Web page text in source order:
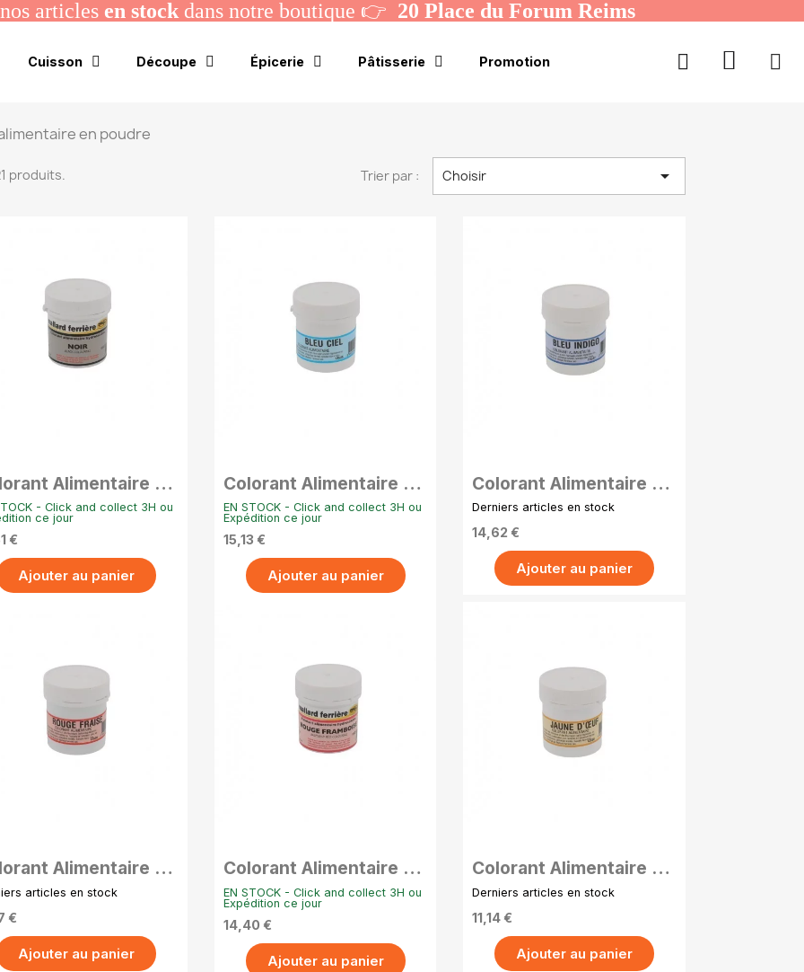
articlesen stockdans notre boutique 👉 20 Place du Forum Reims
Cuisson Découpe Épicerie Pâtisserie Promotion
en poudre
produits. Trier par : Choisir 
Alimentaire en
Hydrosoluble –
- Noir- Click and collect 3H ou
ce jour
€
Ajouter au panier
Colorant Alimentaire en
Poudre Hydrosoluble –
20g - Bleu ciel
EN STOCK - Click and collect 3H ou
Expédition ce jour
15,13 €
Ajouter au panier
Colorant Alimentaire en
Poudre Hydrosoluble –
20g - Bleu indigo
Derniers articles en stock
14,62 €
Ajouter au panier
Alimentaire en
Hydrosoluble –
- Rouge fraise
articles en stock
€
Ajouter au panier
Colorant Alimentaire en
Poudre Hydrosoluble –
20g - Rouge framboise
EN STOCK - Click and collect 3H ou
Expédition ce jour
14,40 €
Ajouter au panier
Colorant Alimentaire en
Poudre Hydrosoluble –
20g - Jaune d'oeuf
Derniers articles en stock
11,14 €
Ajouter au panier